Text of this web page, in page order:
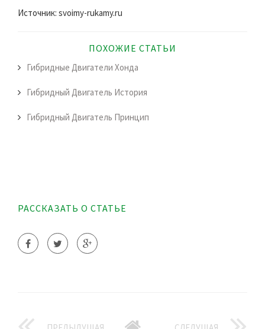
Источник: svoimy-rukamy.ru
ПОХОЖИЕ СТАТЬИ
Гибридные Двигатели Хонда
Гибридный Двигатель История
Гибридный Двигатель Принцип
РАССКАЗАТЬ О СТАТЬЕ